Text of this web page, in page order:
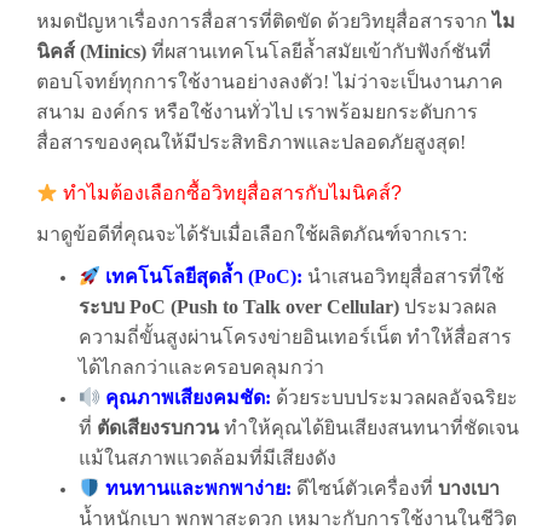
หมดปัญหาเรื่องการสื่อสารที่ติดขัด ด้วยวิทยุสื่อสารจากไม
นิคส์ (Minics) ที่ผสานเทคโนโลยีล้ำสมัยเข้ากับฟังก์ชันที่
ตอบโจทย์ทุกการใช้งานอย่างลงตัว! ไม่ว่าจะเป็นงานภาค
สนาม องค์กร หรือใช้งานทั่วไป เราพร้อมยกระดับการ
สื่อสารของคุณให้มีประสิทธิภาพและปลอดภัยสูงสุด!
ทำไมต้องเลือกซื้อวิทยุสื่อสารกับไมนิคส์?
มาดูข้อดีที่คุณจะได้รับเมื่อเลือกใช้ผลิตภัณฑ์จากเรา:
เทคโนโลยีสุดล้ำ (PoC): นำเสนอวิทยุสื่อสารที่ใช้
ระบบ PoC (Push to Talk over Cellular) ประมวลผล
ความถี่ขั้นสูงผ่านโครงข่ายอินเทอร์เน็ต ทำให้สื่อสาร
ได้ไกลกว่าและครอบคลุมกว่า
คุณภาพเสียงคมชัด: ด้วยระบบประมวลผลอัจฉริยะ
ที่ ตัดเสียงรบกวนทำให้คุณได้ยินเสียงสนทนาที่ชัดเจน
แม้ในสภาพแวดล้อมที่มีเสียงดัง
ทนทานและพกพาง่าย: ดีไซน์ตัวเครื่องที่บางเบา
น้ำหนักเบา พกพาสะดวก เหมาะกับการใช้งานในชีวิต